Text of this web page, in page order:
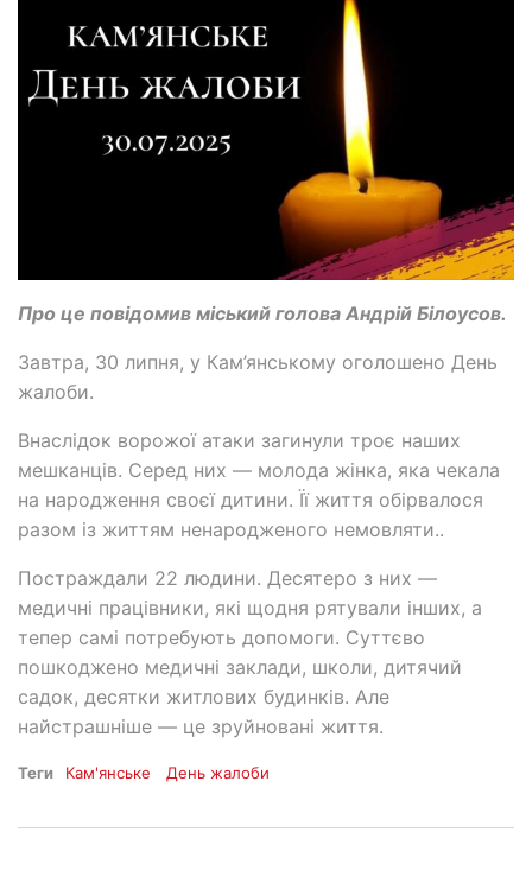
Про це повідомив міський голова Андрій Білоусов.
Завтра, 30 липня, у Кам’янському оголошено День
жалоби.
Внаслідок ворожої атаки загинули троє наших
мешканців. Серед них — молода жінка, яка чекала
на народження своєї дитини. Її життя обірвалося
разом із життям ненародженого немовляти..
Постраждали 22 людини. Десятеро з них —
медичні працівники, які щодня рятували інших, а
тепер самі потребують допомоги. Суттєво
пошкоджено медичні заклади, школи, дитячий
садок, десятки житлових будинків. Але
найстрашніше — це зруйновані життя.
Теги Кам'янське День жалоби